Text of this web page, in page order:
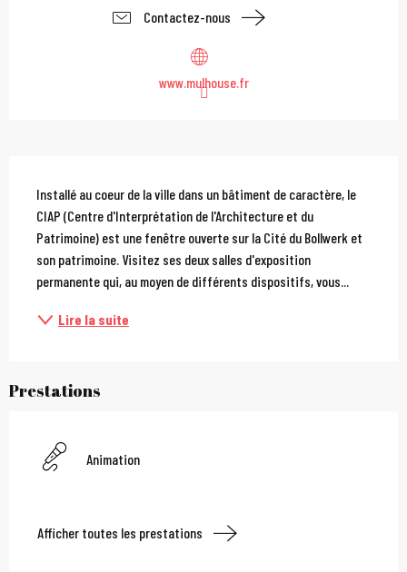
Contactez-nous
www.mulhouse.fr
Description
Installé au coeur de la ville dans un bâtiment de caractère, le
CIAP (Centre d'Interprétation de l'Architecture et du
Patrimoine) est une fenêtre ouverte sur la Cité du Bollwerk et
son patrimoine. Visitez ses deux salles d'exposition
permanente qui, au moyen de différents dispositifs, vous...
Lire la suite
Prestations
Animation
Afficher toutes les prestations